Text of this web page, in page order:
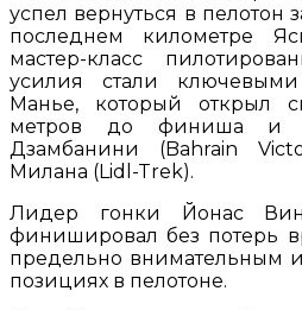
успел вернуться в
последнем километре
мастер-класс
усилия стали
Манье, который открыл
метров до финиша и
Дзамбанини (Bahrain
Милана (Lidl-Trek).
Лидер гонки Йонас
финишировал без потерь
предельно внимательным
позициях в пелотоне.